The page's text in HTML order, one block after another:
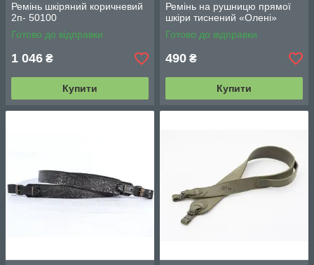
Ремінь шкіряний коричневий
2п- 50100
Готово до відправки
1 046 ₴
Купити
Ремінь на рушницю прямої
шкіри тиснений «Олені»
Готово до відправки
490 ₴
Купити